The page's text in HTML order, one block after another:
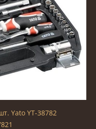
Yato YT-38782